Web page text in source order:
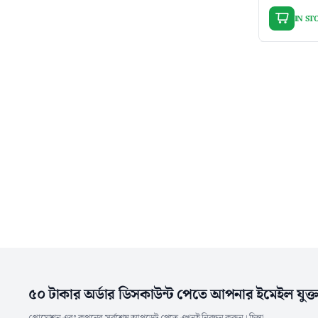
IN
৫০ টাকার অর্ডার ডিসকাউন্ট পেতে আপনার ইমেইল